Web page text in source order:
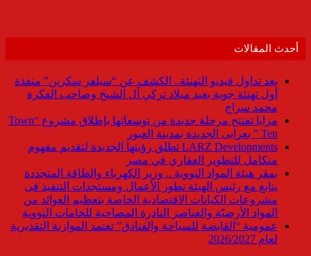
أحدث المقالات
بعد تداول فيديو التهنئة.. الكشف عن “سيلفر سكرين” منفذة
أول تهنئة جوية بعيد ميلاد تركي آل الشيخ وصاحب الفكرة
محمد سراج
مزايا تفتتح مرحلة جديدة من توسعاتها بإطلاق مشروع “Town
Ten ” بعرابى الجديدة بمدينة العبور
LARZ Developments تطلق رؤيتها الجديدة لتقديم مفهوم
متكامل للتطوير العقاري في مصر
بمقر هيئة المواد النووية .. وزير الكهرباء والطاقة المتجددة
يتابع مع رئيس الهيئة تطور الأعمال ومستجدات التنفيذ فى
مشروعات الكيانات الاقتصادية الخاصة بتعظيم العوائد من
المواد الأرضيّة والعناصر النادرة المصاحبة للخامات النووية
عمومية “القابضة للسياحة والفنادق” تعتمد الموازنة التقديرية
لعام 2026/2027